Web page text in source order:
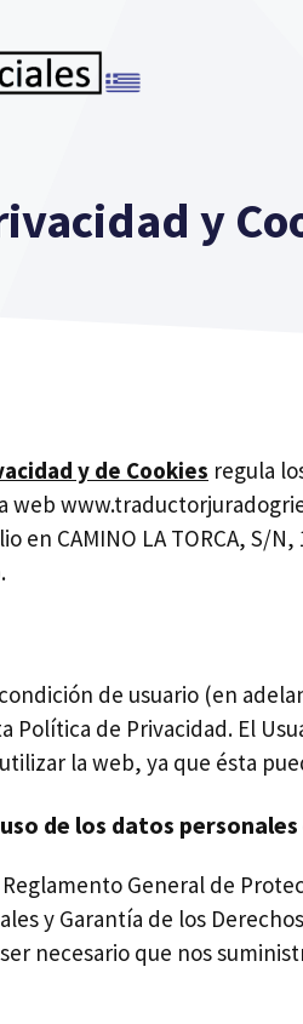
y
y de Cookies regula
web
en CAMINO LA TORCA, S/
de usuario (en
Política de Privacidad. El
la web, ya que ésta
de los datos personales
General de
y Garantía de los
necesario que nos